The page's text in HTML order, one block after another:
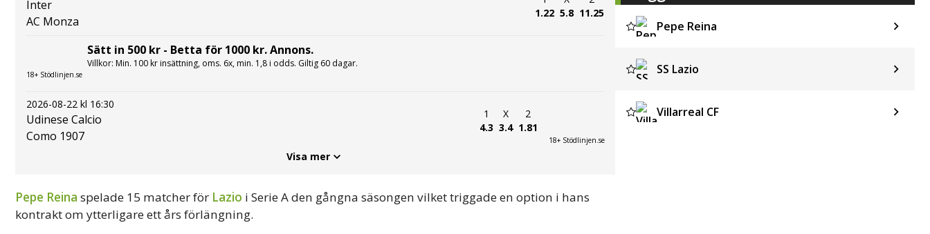
Inter
AC Monza
1.22 5.8 11.25
18+ Stödlinjen.se
Sätt in 500 kr - Betta för 1000 kr. Annons.
Villkor: Min. 100 kr insättning, oms. 6x, min. 1,8 i odds. Giltig 60 dagar.
2026-08-22 kl 16:30
Udinese Calcio
Como 1907
1
4.3
X
3.4
2
1.81
18+ Stödlinjen.se
Visa mer
Pepe Reina spelade 15 matcher för Lazio i Serie A den gångna säsongen vilket triggade en option i hans
kontrakt om ytterligare ett års förlängning.
Pepe Reina
SS Lazio
Villarreal CF